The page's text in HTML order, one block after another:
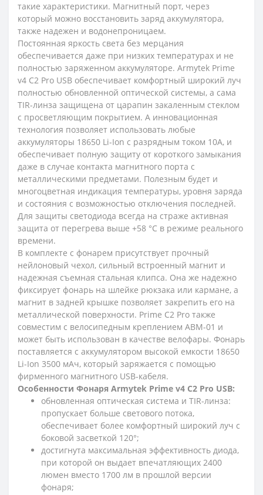
такие характеристики. Магнитный порт, через
который можно восстановить заряд аккумулятора,
также надежен и водонепроницаем.
Постоянная яркость света без мерцания
обеспечивается даже при низких температурах и не
полностью заряженном аккумуляторе. Armytek Prime
v4 C2 Pro USB обеспечивает комфортный широкий луч
полностью обновленной оптической системы, а сама
TIR-линза защищена от царапин закаленным стеклом
с просветляющим покрытием. А инновационная
технология позволяет использовать любые
аккумуляторы 18650 Li-Ion с разрядным током 10A, и
обеспечивает полную защиту от короткого замыкания
даже в случае контакта магнитного порта с
металлическими предметами. Полезным будет и
многоцветная индикация температуры, уровня заряда
и состояния с возможностью отключения последней.
Для защиты светодиода всегда на страже активная
защита от перегрева выше +58 °С в режиме реального
времени.
В комплекте с фонарем присутствует прочный
нейлоновый чехол, сильный встроенный магнит и
надежная съемная стальная клипса. Она же надежно
фиксирует фонарь на шлейке рюкзака или кармане, а
магнит в задней крышке позволяет закрепить его на
металлической поверхности. Prime C2 Pro также
совместим с велосипедным креплением ABM-01 и
может быть использован в качестве велофары. Фонарь
поставляется с аккумулятором высокой емкости 18650
Li-Ion 3500 мАч, который заряжается с помощью
фирменного магнитного USB-кабеля.
Особенности Фонаря Armytek Prime v4 C2 Pro USB:
обновленная оптическая система и TIR-линза:
пропускает больше светового потока,
обеспечивает более комфортный широкий луч с
боковой засветкой 120°;
достигнута максимальная эффективность диода,
при которой он выдает впечатляющих 2400
люмен вместо 1700 лм в прошлой версии
фонаря;